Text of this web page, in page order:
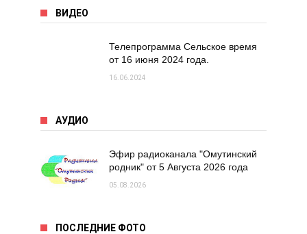
ВИДЕО
Телепрограмма Сельское время
от 16 июня 2024 года.
16.06.2024
АУДИО
Эфир радиоканала "Омутинский
родник" от 5 Августа 2026 года
05.08.2026
ПОСЛЕДНИЕ ФОТО